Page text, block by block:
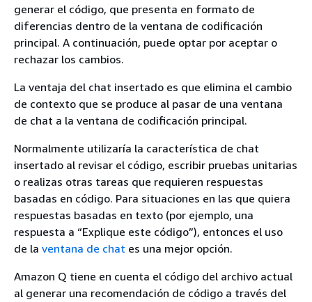
generar el código, que presenta en formato de
diferencias dentro de la ventana de codificación
principal. A continuación, puede optar por aceptar o
rechazar los cambios.
La ventaja del chat insertado es que elimina el cambio
de contexto que se produce al pasar de una ventana
de chat a la ventana de codificación principal.
Normalmente utilizaría la característica de chat
insertado al revisar el código, escribir pruebas unitarias
o realizas otras tareas que requieren respuestas
basadas en código. Para situaciones en las que quiera
respuestas basadas en texto (por ejemplo, una
respuesta a “Explique este código”), entonces el uso
de la ventana de chat es una mejor opción.
Amazon Q tiene en cuenta el código del archivo actual
al generar una recomendación de código a través del